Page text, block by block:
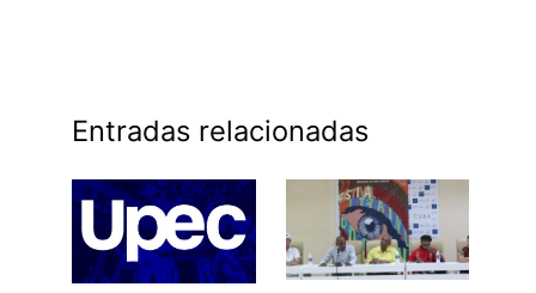
Entradas relacionadas